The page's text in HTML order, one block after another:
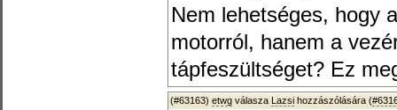
Nem lehetséges, hogy
motorról, hanem a
tápfeszültséget? Ez
(#63163) etwg válasza Lazsi hozzászólására (